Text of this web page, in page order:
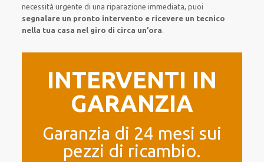
necessità urgente di una riparazione immediata, puoi
segnalare un pronto intervento e ricevere un tecnico
nella tua casa nel giro di circa un’ora.
INTERVENTI IN
GARANZIA
Garanzia di 24 mesi sui
pezzi di ricambio.